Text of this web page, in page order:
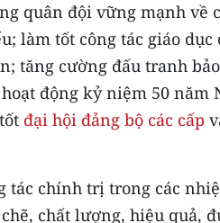
quân đội vững mạnh
làm tốt công tác giáo
tăng cường đấu tranh
động kỷ niệm 50 năm
đại hội đảng bộ các cấp
tác chính trị trong các
chất lượng, hiệu quả,